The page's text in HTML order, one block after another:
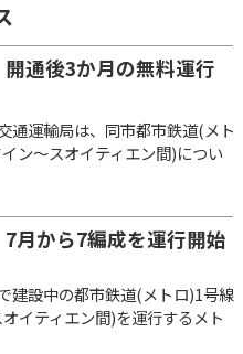
通後3か月の無料運行
通運輸局は、同市都市鉄道(メト
ン～スオイティエン間)につい
月から7編成を運行開始
建設中の都市鉄道(メトロ)1号線
イティエン間)を運行するメト